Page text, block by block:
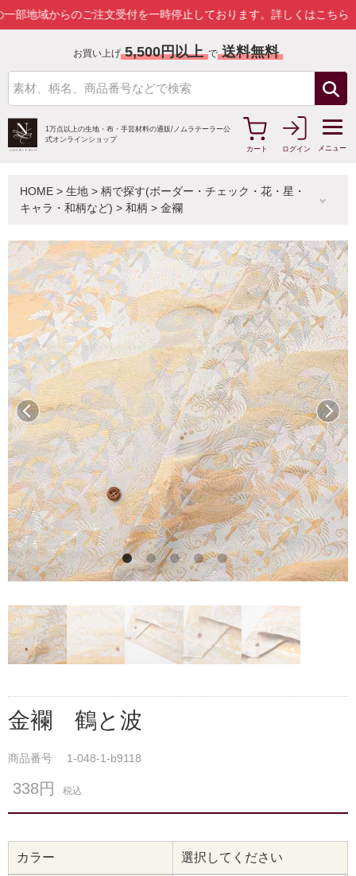
らのご注文受付を一時停止しております。詳しくはこちら
お買い上げ 5,500円以上 で 送料無料
1万点以上の生地・布・手芸材料の通販/ ノムラテーラー公
式オンラインショップ
カート
ログイン メニュー
HOME > 生地 > 柄で探す(ボーダー・チェック・花・星・
キャラ・和柄など) > 和柄 > 金襴
前へ 次へ
金襴 鶴と波
商品番号 1-048-1-b9118
338円 税込
カラー 選択してください